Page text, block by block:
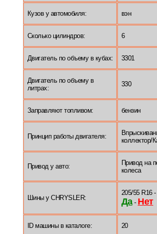
Кузов у автомобиля: вэн
Сколько цилиндров: 6
Двигатель по объему в кубах: 3301
Двигатель по объему в
литрах:
330
Заправляют топливом: бензин
Принцип работы двигателя:
коллектор/
Привод у авто:
Привод на
колеса
Шины у CHRYSLER:
205/55 R16
Да- Нет
ID машины в каталоге: 20